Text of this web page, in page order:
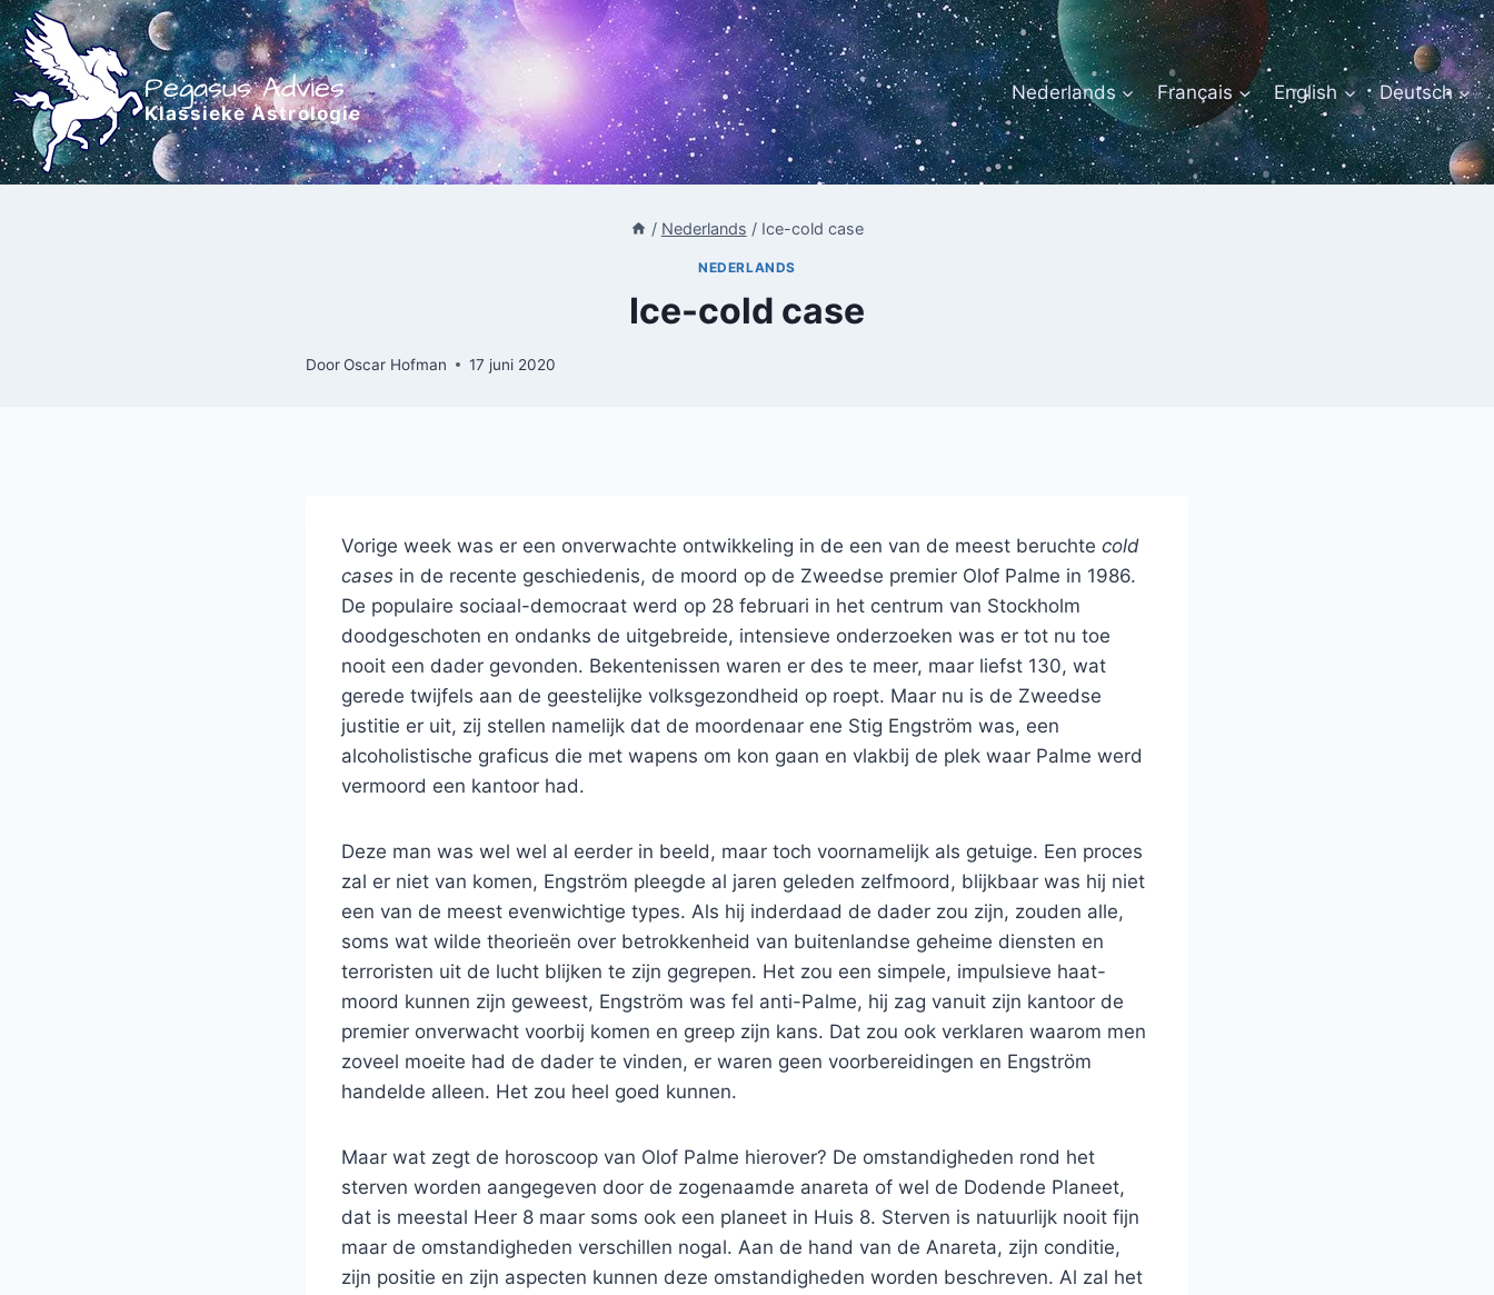
Doorgaan
naar
inhoud
Pegasus Advies
Klassieke Astrologie
Nederlands Français English Deutsch
/ Nederlands / Ice-cold case
NEDERLANDS
Ice-cold case
DoorOscar Hofman 17 juni 2020
Vorige week was er een onverwachte ontwikkeling in de een van de meest beruchte cold
cases in de recente geschiedenis, de moord op de Zweedse premier Olof Palme in 1986.
De populaire sociaal-democraat werd op 28 februari in het centrum van Stockholm
doodgeschoten en ondanks de uitgebreide, intensieve onderzoeken was er tot nu toe
nooit een dader gevonden. Bekentenissen waren er des te meer, maar liefst 130, wat
gerede twijfels aan de geestelijke volksgezondheid op roept. Maar nu is de Zweedse
justitie er uit, zij stellen namelijk dat de moordenaar ene Stig Engström was, een
alcoholistische graficus die met wapens om kon gaan en vlakbij de plek waar Palme werd
vermoord een kantoor had.
Deze man was wel wel al eerder in beeld, maar toch voornamelijk als getuige. Een proces
zal er niet van komen, Engström pleegde al jaren geleden zelfmoord, blijkbaar was hij niet
een van de meest evenwichtige types. Als hij inderdaad de dader zou zijn, zouden alle,
soms wat wilde theorieën over betrokkenheid van buitenlandse geheime diensten en
terroristen uit de lucht blijken te zijn gegrepen. Het zou een simpele, impulsieve haat-
moord kunnen zijn geweest, Engström was fel anti-Palme, hij zag vanuit zijn kantoor de
premier onverwacht voorbij komen en greep zijn kans. Dat zou ook verklaren waarom men
zoveel moeite had de dader te vinden, er waren geen voorbereidingen en Engström
handelde alleen. Het zou heel goed kunnen.
Maar wat zegt de horoscoop van Olof Palme hierover? De omstandigheden rond het
sterven worden aangegeven door de zogenaamde anareta of wel de Dodende Planeet,
dat is meestal Heer 8 maar soms ook een planeet in Huis 8. Sterven is natuurlijk nooit fijn
maar de omstandigheden verschillen nogal. Aan de hand van de Anareta, zijn conditie,
zijn positie en zijn aspecten kunnen deze omstandigheden worden beschreven. Al zal het